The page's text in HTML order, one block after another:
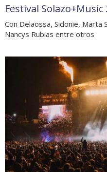
Festival
Con Delaossa, Sidonie, Marta
Nancys Rubias entre otros